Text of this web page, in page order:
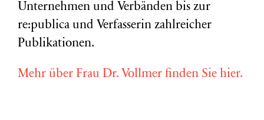
Unternehmen und Verbänden bis zur
re:publica und Verfasserin zahlreicher
Publikationen.
Mehr über Frau Dr. Vollmer finden Sie hier.